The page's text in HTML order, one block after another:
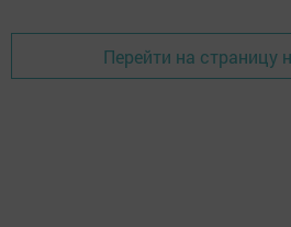
Перейти на страницу